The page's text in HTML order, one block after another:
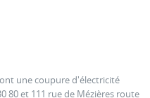
une coupure d'électricité
80 et 111 rue de Mézières route